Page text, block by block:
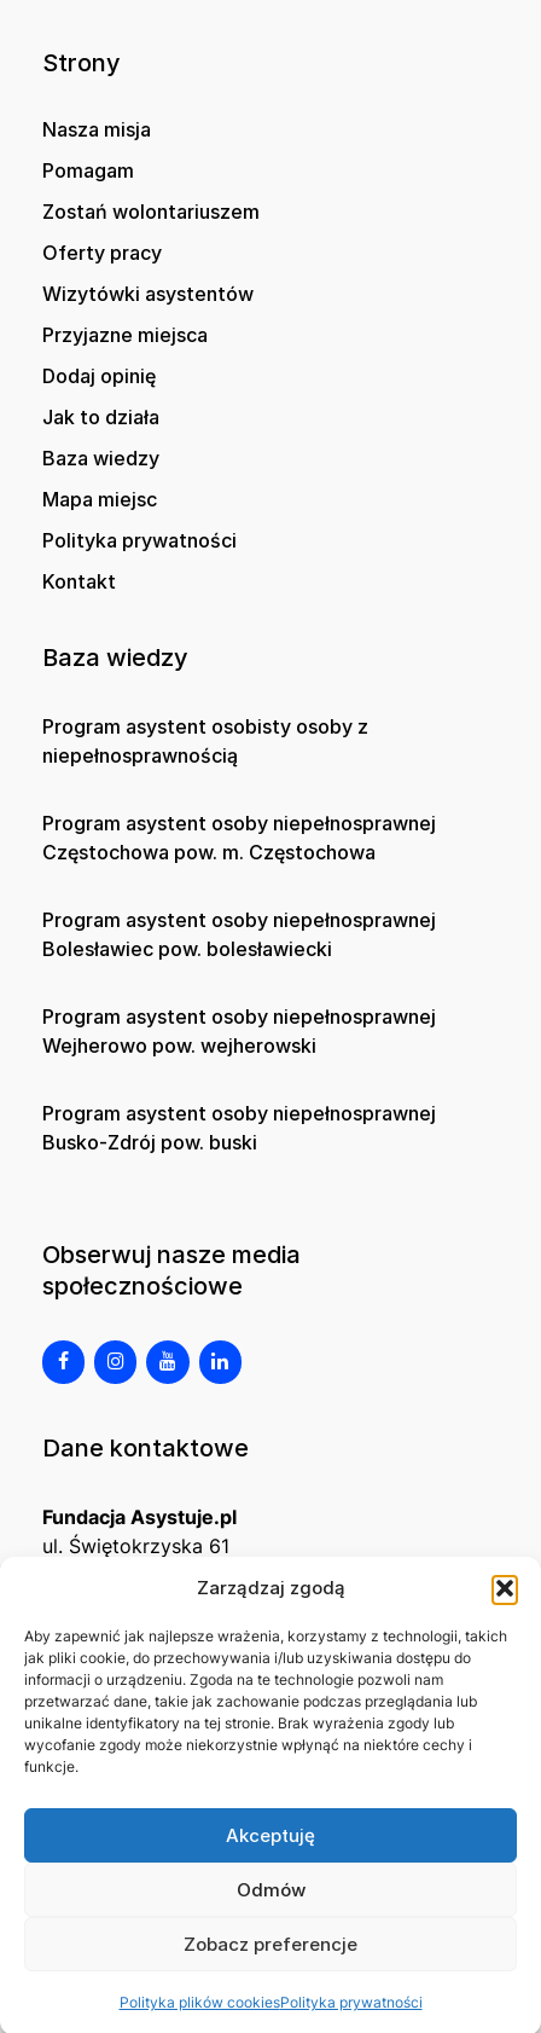
Zarządzaj zgodą
Aby zapewnić jak najlepsze wrażenia, korzystamy z technologii, takich
jak pliki cookie, do przechowywania i/lub uzyskiwania dostępu do
informacji o urządzeniu. Zgoda na te technologie pozwoli nam
przetwarzać dane, takie jak zachowanie podczas przeglądania lub
unikalne identyfikatory na tej stronie. Brak wyrażenia zgody lub
wycofanie zgody może niekorzystnie wpłynąć na niektóre cechy i
funkcje.
Akceptuję
Odmów
Zobacz preferencje
Polityka plików cookiesPolityka prywatności
Strony
Nasza misja
Pomagam
Zostań wolontariuszem
Oferty pracy
Wizytówki asystentów
Przyjazne miejsca
Dodaj opinię
Jak to działa
Baza wiedzy
Mapa miejsc
Polityka prywatności
Kontakt
Baza wiedzy
Program asystent osobisty osoby z
niepełnosprawnością
Program asystent osoby niepełnosprawnej
Częstochowa pow. m. Częstochowa
Program asystent osoby niepełnosprawnej
Bolesławiec pow. bolesławiecki
Program asystent osoby niepełnosprawnej
Wejherowo pow. wejherowski
Program asystent osoby niepełnosprawnej
Busko-Zdrój pow. buski
Obserwuj nasze media
społecznościowe
Dane kontaktowe
Fundacja Asystuje.pl
ul. Świętokrzyska 61
KRS0001215994
NIP5492488380
REGON543667703
Nr konta bankowego